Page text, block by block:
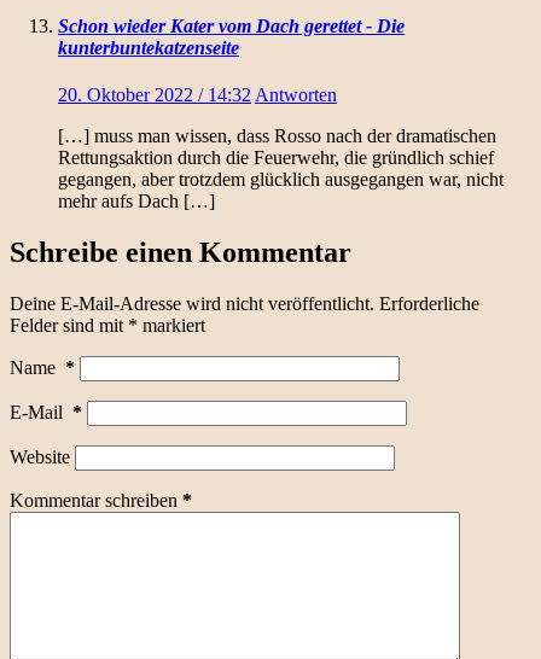
Schon wieder Kater vom Dach gerettet - Die
kunterbuntekatzenseite
20. Oktober 2022 / 14:32 Antworten
[…] muss man wissen, dass Rosso nach der dramatischen
Rettungsaktion durch die Feuerwehr, die gründlich schief
gegangen, aber trotzdem glücklich ausgegangen war, nicht
mehr aufs Dach […]
Schreibe einen Kommentar
Deine E-Mail-Adresse wird nicht veröffentlicht. Erforderliche
Felder sind mit * markiert
Name *
E-Mail *
Website
Kommentar schreiben *